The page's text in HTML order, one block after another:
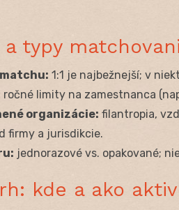
a typy
1:1 je najbežnejší; v
ročné limity na zamestnanca
organizácie: filantropia,
firmy a jurisdikcie.
jednorazové vs. opakované;
kde a ako